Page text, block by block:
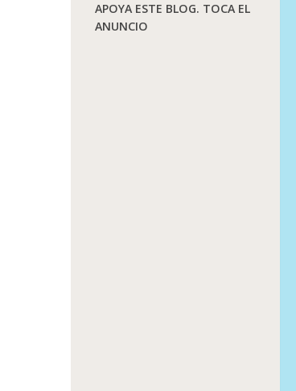
APOYA ESTE BLOG. TOCA EL
ANUNCIO